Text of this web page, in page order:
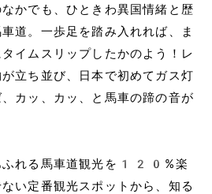
かでも、ひときわ異国情緒と歴
道。一歩足を踏み入れれば、ま
イムスリップしたかのよう！レ
立ち並び、日本で初めてガス灯
カッ、カッ、と馬車の蹄の音が
ふれる馬車道観光を120%楽
い定番観光スポットから、知る